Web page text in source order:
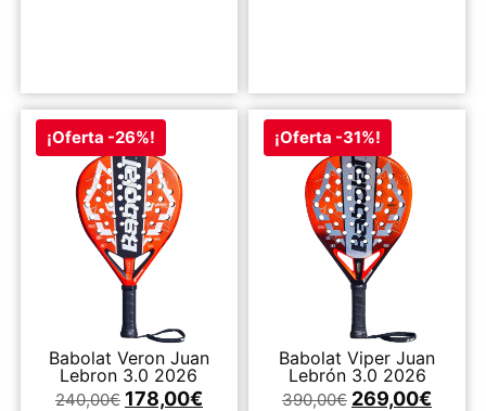
¡Oferta -26%!
Babolat Veron Juan
Lebron 3.0 2026
240,00€ 178,00€
¡Oferta -31%!
Babolat Viper Juan
Lebrón 3.0 2026
390,00€ 269,00€